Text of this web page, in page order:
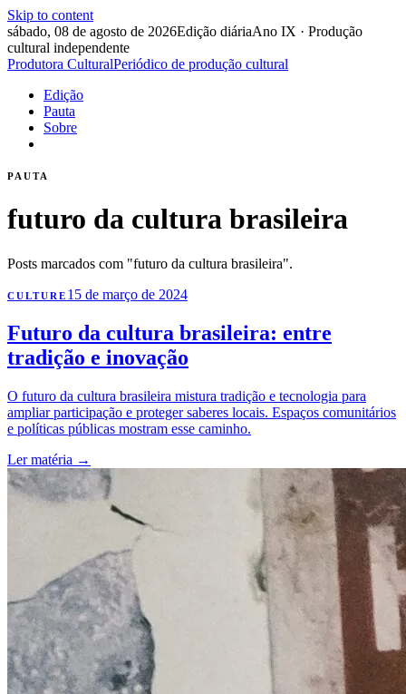
Skip to content
sábado, 08 de agosto de 2026Edição diáriaAno IX · Produção
cultural independente
Produtora CulturalPeriódico de produção cultural
Edição
Pauta
Sobre
PAUTA
futuro da cultura brasileira
Posts marcados com "futuro da cultura brasileira".
CULTURE 15 de março de 2024
Futuro da cultura brasileira: entre
tradição e inovação
O futuro da cultura brasileira mistura tradição e tecnologia para
ampliar participação e proteger saberes locais. Espaços comunitários
e políticas públicas mostram esse caminho.
Ler matéria →